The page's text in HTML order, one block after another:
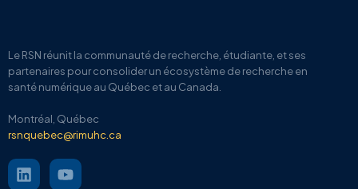
Le RSN réunit la communauté de recherche, étudiante, et ses
partenaires pourconsolider un écosystème de recherche en
santé numérique au Québec et au Canada.
Montréal, Québec
rsnquebec@rimuhc.ca